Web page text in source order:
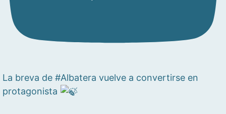
La breva de #Albatera vuelve a convertirse en
protagonista